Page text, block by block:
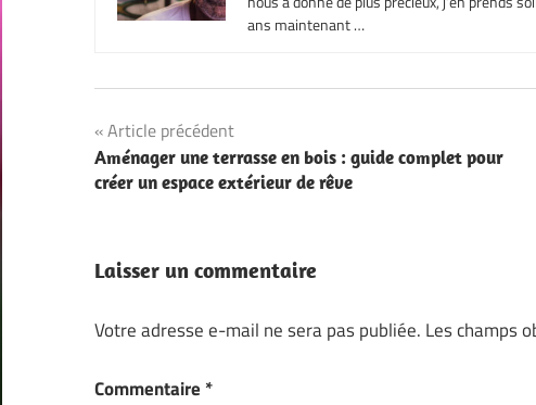
ans maintenant …
Navigation
de
Article précédent
Aménager une terrasse en bois : guide complet pour
créer un espace extérieur de rêve
Laisser un commentaire
Votre adresse e-mail ne sera pas publiée. Les champs
Commentaire *